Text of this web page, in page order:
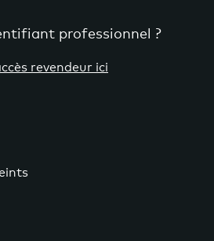
professionnel ?
revendeur ici